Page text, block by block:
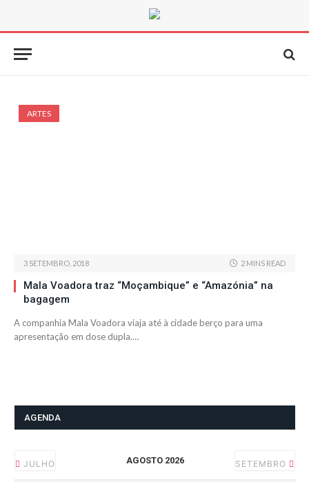
ARTES
3 SETEMBRO, 2018 2 MINS READ
Mala Voadora traz “Moçambique” e “Amazónia” na
bagagem
A companhia Mala Voadora viaja até à cidade berço para uma
apresentação em dose dupla.…
AGENDA
JULHO AGOSTO 2026 SETEMBRO